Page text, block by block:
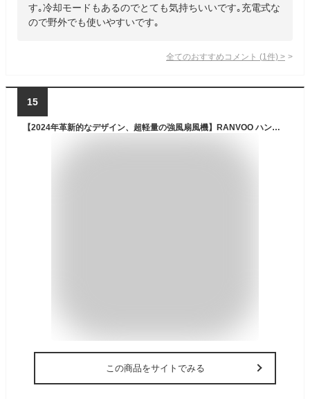
す｡冷却モードもあるのでとても気持ちいいです｡充電式な
ので野外でも使いやすいです｡
全てのおすすめコメント (1 件) >
15
【2024年革新的なデザイン、超軽量の強風扇風機】RANVOO ハンディファン 携帯扇風機 ハンディー扇風機 節電対策 最長21時間連続稼働 3000mAh USB-C充電式 新型ツインターボファン 4in1 手持ち/首掛け/卓上 ミニ ストラップ付き 强力 DCモーター 小型 静音 羽根なし おしゃれ 持ち運び便利 暑さ対策グッズ/熱中症対策/屋外/オフィス 5年保証 ギフト 人気 おすすめ
この商品をサイトでみる